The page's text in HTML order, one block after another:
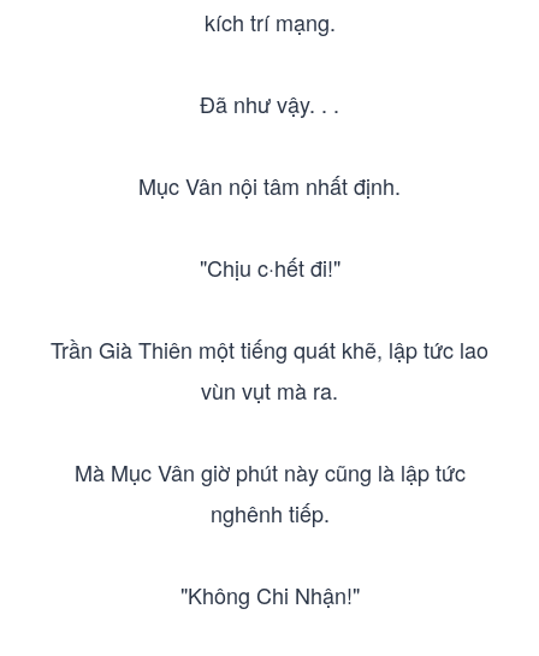
kích trí mạng.
Đã như vậy. . .
Mục Vân nội tâm nhất định.
"Chịu c·hết đi!"
Trần Già Thiên một tiếng quát khẽ, lập tức lao
vùn vụt mà ra.
Mà Mục Vân giờ phút này cũng là lập tức
nghênh tiếp.
"Không Chi Nhận!"